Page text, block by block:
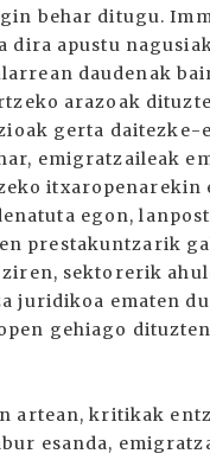
behar ditugu.
dira apustu
daudenak
arazoak
gerta daitezke-
emigratzaileak
egon,
prestakuntzarik
sektorerik
juridikoa ematen
gehiago
artean, kritikak
esanda,